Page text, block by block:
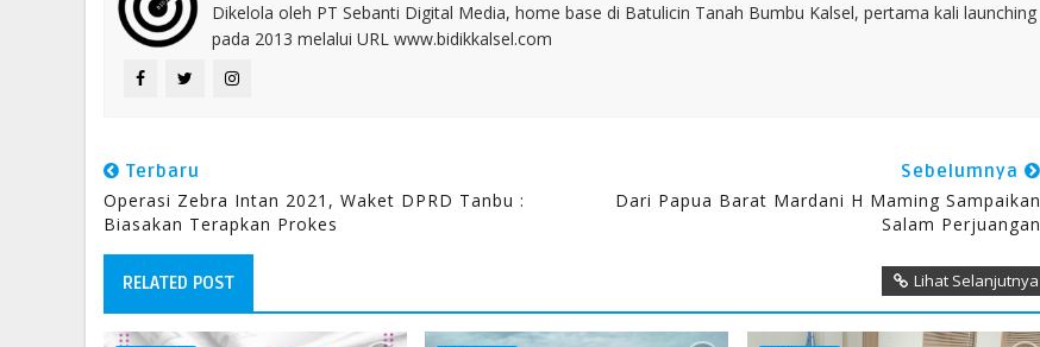
Dikelola oleh PT Sebanti Digital Media, home base di Batulicin Tanah Bumbu Kalsel, pertama kali launching
pada 2013 melalui URL www.bidikkalsel.com
Terbaru
Operasi Zebra Intan 2021, Waket DPRD Tanbu :
Biasakan Terapkan Prokes
Sebelumnya
Dari Papua Barat Mardani H Maming Sampaikan
Salam Perjuangan
RELATED POST Lihat Selanjutnya